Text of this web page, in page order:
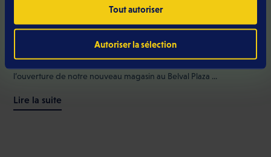
Tout autoriser
Autoriser la sélection
Ouverture de notre nouveau shop
au Belval Plaza : une expérience
chill inoubliable !
l’ouverture de notre nouveau magasin au Belval Plaza ...
Lire la suite